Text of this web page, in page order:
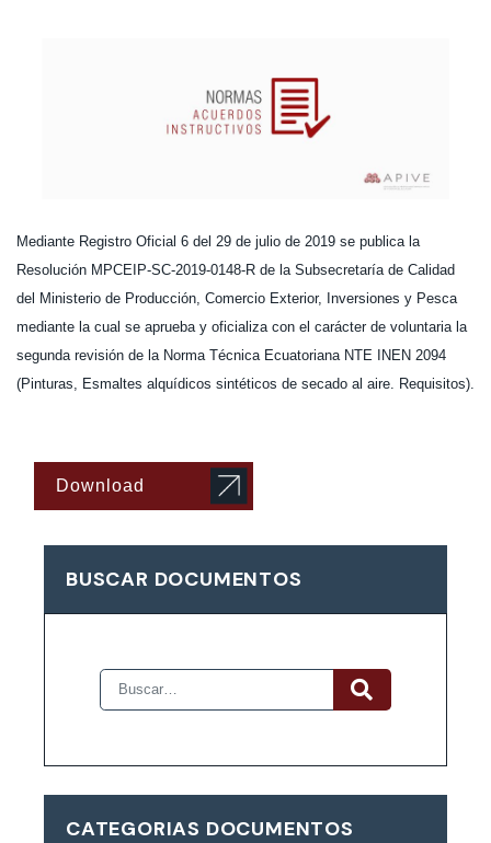
Mediante Registro Oficial 6 del 29 de julio de 2019 se publica la
Resolución MPCEIP-SC-2019-0148-R de la Subsecretaría de Calidad
del Ministerio de Producción, Comercio Exterior, Inversiones y Pesca
mediante la cual se aprueba y oficializa con el carácter de voluntaria la
segunda revisión de la Norma Técnica Ecuatoriana NTE INEN 2094
(Pinturas, Esmaltes alquídicos sintéticos de secado al aire. Requisitos).
Download
BUSCAR DOCUMENTOS
CATEGORIAS DOCUMENTOS